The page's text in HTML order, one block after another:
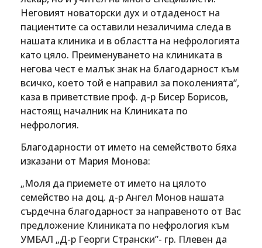
Неговият новаторски дух и отдаденост на
пациентите са оставили незаличима следа в
нашата клиника и в областта на нефрологията
като цяло. Преименуването на клиниката в
негова чест е малък знак на благодарност към
всичко, което той е направил за поколенията“,
каза в приветствие проф. д-р Бисер Борисов,
настоящ началник на Клиниката по
нефрология.
Благодарности от името на семейството бяха
изказани от Мария Монова:
„Моля да приемете от името на цялото
семейство на доц. д-р Ангел Монов нашата
сърдечна благодарност за направеното от Вас
предложение Клиниката по нефрология към
УМБАЛ „Д-р Георги Странски”- гр. Плевен да